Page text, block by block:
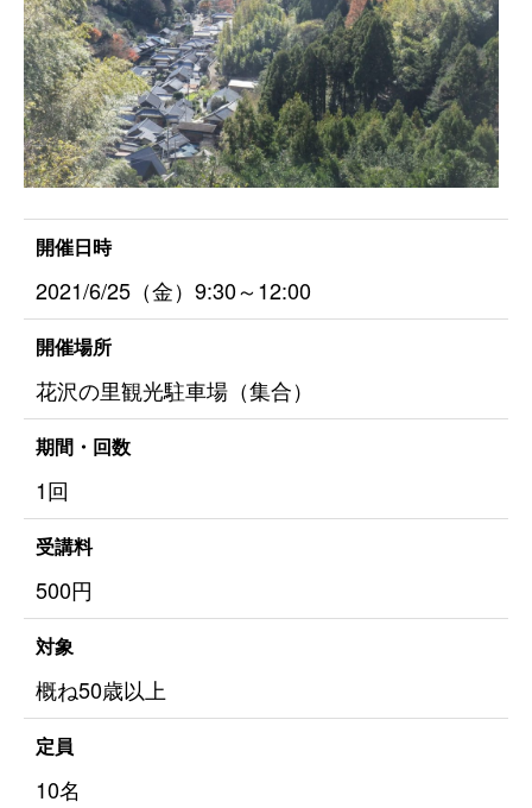
開催日時
2021/6/25（金）9:30～12:00
開催場所
花沢の里観光駐車場（集合）
期間・回数
1回
受講料
500円
対象
概ね50歳以上
定員
10名